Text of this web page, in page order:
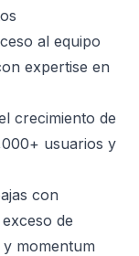
al equipo
expertise en
crecimiento de
usuarios y
con
de
momentum